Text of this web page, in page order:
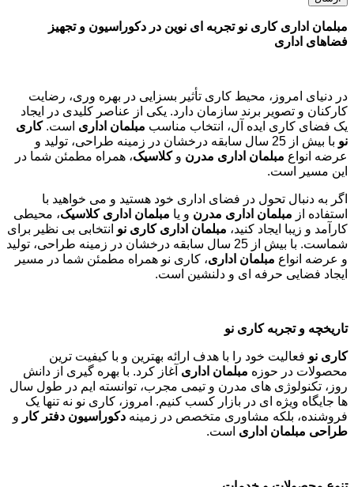
مبلمان اداری کاری نو تجربه ای نوین در دکوراسیون و تجهیز
فضاهای اداری
در دنیای امروز، محیط کاری تأثیر بسزایی در بهره وری، رضایت
کارکنان و تصویر برند سازمان دارد. یکی از عناصر کلیدی در ایجاد
یک فضای کاری ایده آل، انتخاب مناسب مبلمان اداری است.کاری
نو
با بیش از 25 سال سابقه درخشان در زمینه طراحی، تولید و
عرضه انواع مبلمان اداری مدرن وکلاسیک، همراه مطمئن شما در
این مسیر است.
اگر به دنبال تحول در فضای اداری خود هستید و می خواهید با
استفاده از مبلمان اداری مدرن و یا مبلمان اداری کلاسیک، محیطی
کارآمد و زیبا ایجاد کنید، مبلمان اداری کاری نو انتخابی بی نظیر برای
شماست. با بیش از 25 سال سابقه درخشان در زمینه طراحی، تولید
و عرضه انواع مبلمان اداری، کاری نو همراه مطمئن شما در مسیر
ایجاد فضایی حرفه ای و دلنشین است.
تاریخچه و تجربه کاری نو
کاری نو فعالیت خود را با هدف ارائه بهترین و با کیفیت ترین
محصولات در حوزه مبلمان اداری آغاز کرد. با بهره گیری از دانش
روز، تکنولوژی های مدرن و تیمی مجرب، توانسته ایم در طول سال
ها جایگاه ویژه ای در بازار کسب کنیم. امروز، کاری نو نه تنها یک
فروشنده، بلکه مشاوری متخصص در زمینه دکوراسیون دفتر کار و
طراحی مبلمان اداری است.